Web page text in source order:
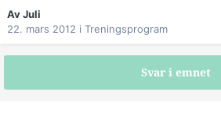
AvJuli
22. mars 2012 i Treningsprogram
Svar i emnet